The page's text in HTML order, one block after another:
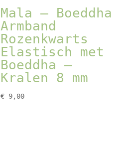
Mala – Boeddha
Armband
Rozenkwarts
Elastisch met
Boeddha –
Kralen 8 mm
€9,00